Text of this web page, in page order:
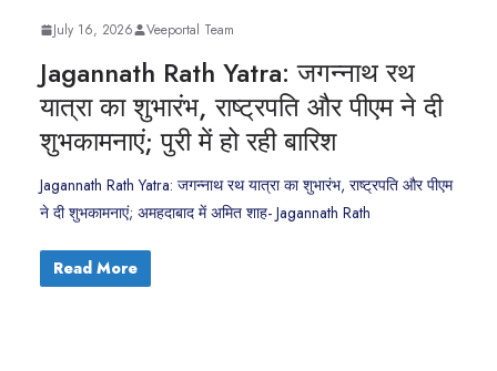
July 16, 2026 Veeportal Team
Jagannath Rath Yatra: जगन्नाथ रथ
यात्रा का शुभारंभ, राष्ट्रपति और पीएम ने दी
शुभकामनाएं; पुरी में हो रही बारिश
Jagannath Rath Yatra: जगन्नाथ रथ यात्रा का शुभारंभ, राष्ट्रपति और पीएम
ने दी शुभकामनाएं; अमहदाबाद में अमित शाह- Jagannath Rath
Read More